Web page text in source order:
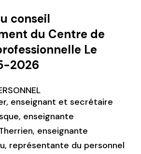
conseil
du Centre de
Le
2026
enseignant et secrétaire
enseignante
enseignante
représentante du personnel